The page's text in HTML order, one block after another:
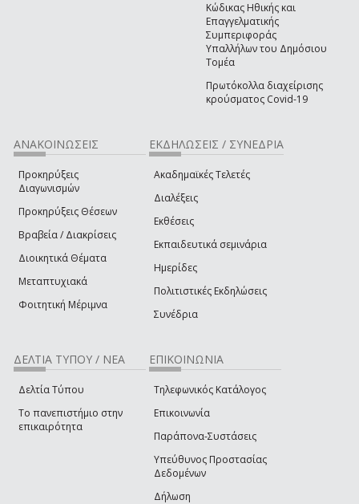
Κώδικας Ηθικής και
Επαγγελματικής
Συμπεριφοράς
Υπαλλήλων του Δημόσιου
Τομέα
Πρωτόκολλα διαχείρισης
κρούσματος Covid-19
ΑΝΑΚΟΙΝΩΣΕΙΣ
Προκηρύξεις
Διαγωνισμών
Προκηρύξεις Θέσεων
Βραβεία / Διακρίσεις
Διοικητικά Θέματα
Μεταπτυχιακά
Φοιτητική Μέριμνα
ΕΚΔΗΛΩΣΕΙΣ / ΣΥΝΕΔΡΙΑ
Ακαδημαϊκές Τελετές
Διαλέξεις
Εκθέσεις
Εκπαιδευτικά σεμινάρια
Ημερίδες
Πολιτιστικές Εκδηλώσεις
Συνέδρια
ΔΕΛΤΙΑ ΤΥΠΟΥ / ΝΕΑ
Δελτία Τύπου
Το πανεπιστήμιο στην
επικαιρότητα
ΕΠΙΚΟΙΝΩΝΙΑ
Τηλεφωνικός Κατάλογος
Επικοινωνία
Παράπονα-Συστάσεις
Υπεύθυνος Προστασίας
Δεδομένων
Δήλωση